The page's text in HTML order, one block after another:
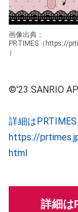
画像出典：
PRTIMES（https://
）
©'23 SANRIO
詳細は
https://
html
詳細は